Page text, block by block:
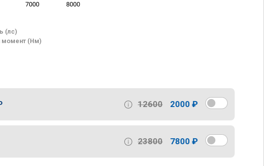
(лс)
момент (Нм)
7000 8000
12600 2000 ₽
23800 7800 ₽